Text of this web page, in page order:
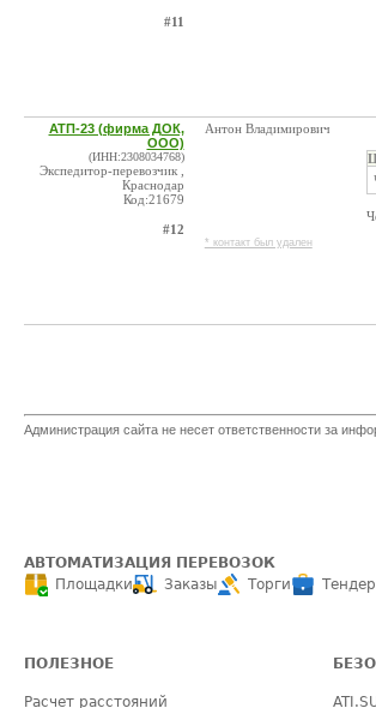
#11
АТП-23 (фирма ДОК,
ООО)
(ИНН:2308034768)
Экспедитор-перевозчик ,
Краснодар
Код:21679
#12
Антон Владимирович
* контакт был удален
Администрация сайта не несет ответственности за
АВТОМАТИЗАЦИЯ ПЕРЕВОЗОК
Площадки
Заказы Торги
ПОЛЕЗНОЕ
Расчет расстояний